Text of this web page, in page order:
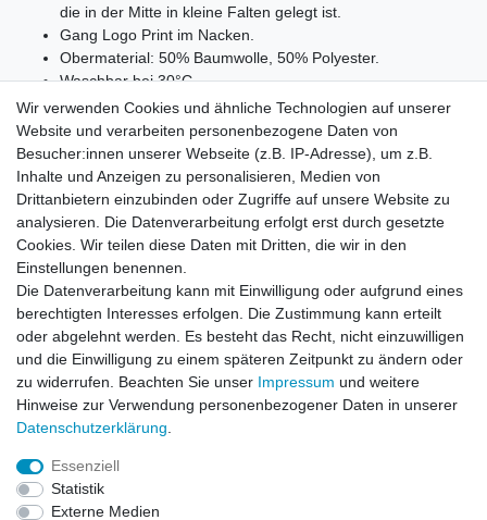
die in der Mitte in kleine Falten gelegt ist.
Gang Logo Print im Nacken.
Obermaterial: 50% Baumwolle, 50% Polyester.
Waschbar bei 30°C.
ca. Maße:
38/ME-3360 = Gesamtlänge:61cm, Brustweite:43cm
Versandinformationen
Wir verwenden Cookies und ähnliche Technologien auf unserer
Website und verarbeiten personenbezogene Daten von
Besucher:innen unserer Webseite (z.B. IP-Adresse), um z.B.
Inhalte und Anzeigen zu personalisieren, Medien von
Drittanbietern einzubinden oder Zugriffe auf unsere Website zu
analysieren. Die Datenverarbeitung erfolgt erst durch gesetzte
Cookies. Wir teilen diese Daten mit Dritten, die wir in den
Einstellungen benennen.
Die Datenverarbeitung kann mit Einwilligung oder aufgrund eines
berechtigten Interesses erfolgen. Die Zustimmung kann erteilt
oder abgelehnt werden. Es besteht das Recht, nicht einzuwilligen
und die Einwilligung zu einem späteren Zeitpunkt zu ändern oder
zu widerrufen. Beachten Sie unser Impressum und weitere
Hinweise zur Verwendung personenbezogener Daten in unserer
Daten­schutz­erklärung
Essenziell
Statistik
Externe Medien